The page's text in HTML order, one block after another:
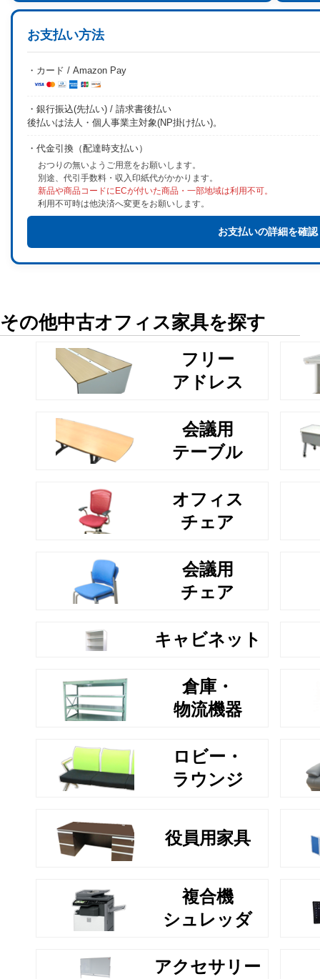
お支払い方法
・カード / Amazon Pay
・銀行振込(先払い) / 請求書後払い
後払いは法人・個人事業主対象(NP掛け払い)。
・代金引換（配達時支払い）
おつりの無いようご用意をお願いします。
別途、代引手数料・収入印紙代がかかります。
新品や商品コードにECが付いた商品・一部地域は利用不可。
利用不可時は他決済へ変更をお願いします。
お支払いの詳細を確認
その他中古オフィス家具を探す
フリー
アドレス
会議用
テーブル
オフィス
チェア
会議用
チェア
キャビネット
倉庫・
物流機器
ロビー・
ラウンジ
役員用家具
複合機
シュレッダ
アクセサリー